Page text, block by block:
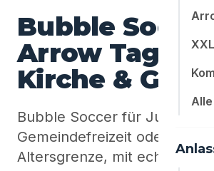
Bubble
Arrow Tag für
Kirche &
Bubble Soccer für
Gemeindefreizeit oder
Altersgrenze, mit echten